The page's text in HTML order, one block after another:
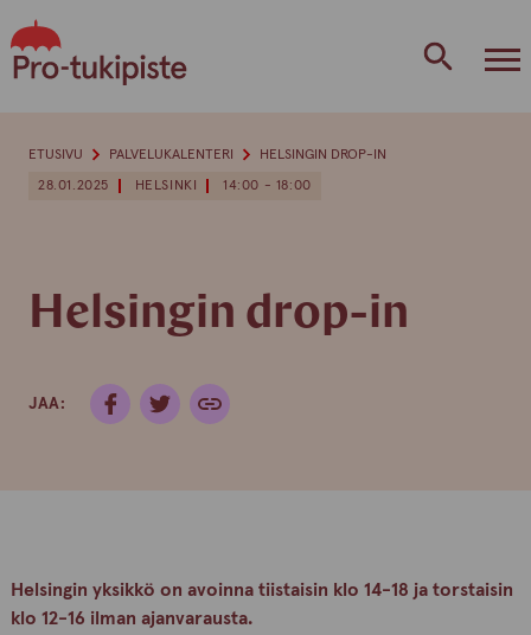
to
content
28.01.2025 HELSINKI 14:00 - 18:00
Helsingin drop-in
JAA:
ETUSIVU PALVELUKALENTERI HELSINGIN DROP-IN
Helsingin yksikkö on avoinna tiistaisin klo 14-18 ja torstaisin
klo 12-16 ilman ajanvarausta.